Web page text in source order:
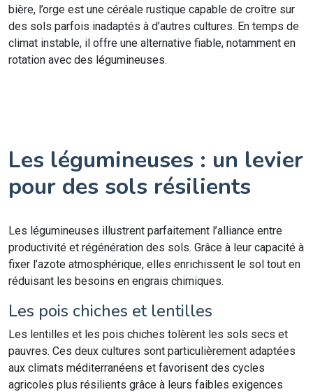
bière, l’orge est une céréale rustique capable de croître sur
des sols parfois inadaptés à d’autres cultures. En temps de
climat instable, il offre une alternative fiable, notamment en
rotation avec des légumineuses.
Les légumineuses : un levier
pour des sols résilients
Les légumineuses illustrent parfaitement l’alliance entre
productivité et régénération des sols. Grâce à leur capacité à
fixer l’azote atmosphérique, elles enrichissent le sol tout en
réduisant les besoins en engrais chimiques.
Les pois chiches et lentilles
Les lentilles et les pois chiches tolèrent les sols secs et
pauvres. Ces deux cultures sont particulièrement adaptées
aux climats méditerranéens et favorisent des cycles
agricoles plus résilients grâce à leurs faibles exigences